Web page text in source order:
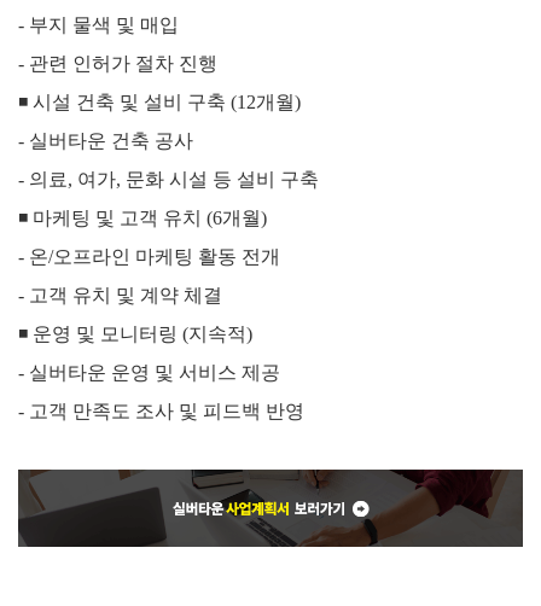
- 부지 물색 및 매입
- 관련 인허가 절차 진행
◾ 시설 건축 및 설비 구축 (12개월)
- 실버타운 건축 공사
- 의료, 여가, 문화 시설 등 설비 구축
◾ 마케팅 및 고객 유치 (6개월)
- 온/오프라인 마케팅 활동 전개
- 고객 유치 및 계약 체결
◾ 운영 및 모니터링 (지속적)
- 실버타운 운영 및 서비스 제공
- 고객 만족도 조사 및 피드백 반영